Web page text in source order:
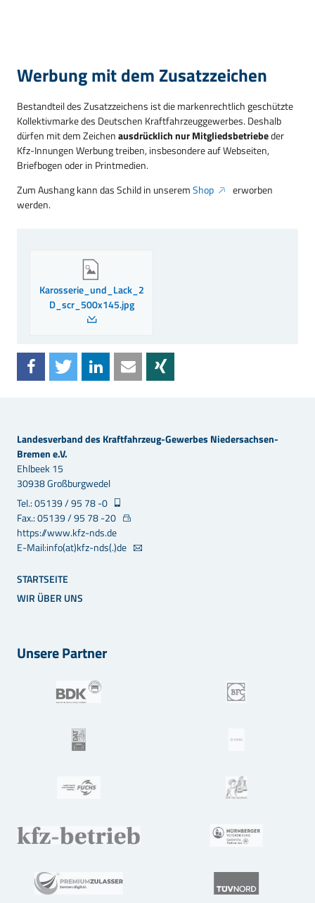
Werbung mit dem Zusatzzeichen
Bestandteil des Zusatzzeichens ist die markenrechtlich geschützte
Kollektivmarke des Deutschen Kraftfahrzeuggewerbes. Deshalb
dürfen mit dem Zeichenausdrücklich nur Mitgliedsbetriebeder
Kfz-Innungen Werbung treiben, insbesondere auf Webseiten,
Briefbogen oder in Printmedien.
Zum Aushang kann das Schild in unseremShop
erworben
werden.
Karosserie_und_Lack_2
D_scr_500x145.jpg
Landesverband des Kraftfahrzeug-Gewerbes Niedersachsen-
Bremen e.V.
Ehlbeek 15
30938 Großburgwedel
Tel.: 05139 / 95 78 -0
Fax.: 05139 / 95 78 -20
https://www.kfz-nds.de
E-Mail:info(at)kfz-nds(.)de
STARTSEITE
WIR ÜBER UNS
Unsere Partner